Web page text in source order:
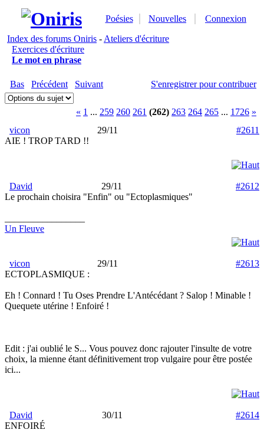
Poésies Nouvelles
Connexion
Index des forums Oniris - Ateliers d'écriture
Exercices d'écriture
Le mot en phrase
Bas Précédent Suivant S'enregistrer pour contribuer
« 1 ... 259 260 261 (262) 263 264 265 ... 1726 »
vicon
29/11
#2611
AIE ! TROP TARD !!
David 29/11
#2612
Le prochain choisira "Enfin" ou "Ectoplasmiques"
Un Fleuve
vicon 29/11
#2613
ECTOPLASMIQUE :
Eh ! Connard ! Tu Oses Prendre L'Antécédant ? Salop ! Minable !
Quequete utérine ! Enfoiré !
Edit : j'ai oublié le S... Vous pouvez donc rajouter l'insulte de votre
choix, la mienne étant définitivement trop vulgaire pour être postée
ici...
David 30/11
#2614
ENFOIRÉ